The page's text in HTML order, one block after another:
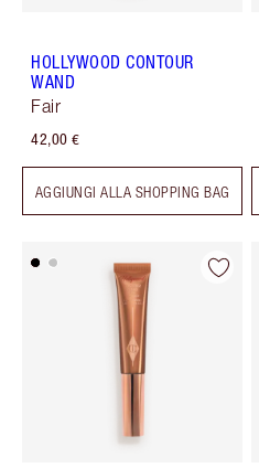
HOLLYWOOD CONTOUR
WAND
Fair
42,00 €
AGGIUNGI ALLA SHOPPING BAG